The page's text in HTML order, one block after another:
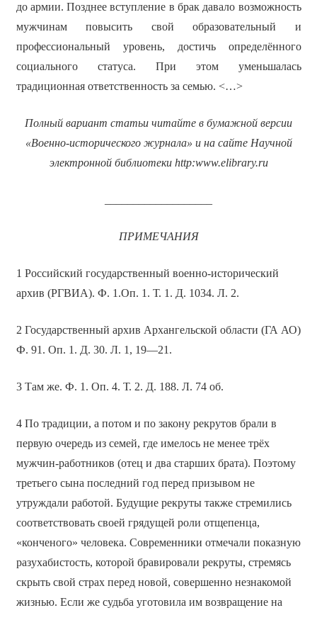
до армии. Позднее вступление в брак давало возможность
мужчинам повысить свой образовательный и
профессиональный уровень, достичь определённого
социального статуса. При этом уменьшалась
традиционная ответственность за семью. <…>
Полный вариант статьи читайте в бумажной версии
«Военно-исторического журнала» и на сайте Научной
электронной библиотеки http:www.elibrary.ru
ПРИМЕЧАНИЯ
1 Российский государственный военно-исторический
архив (РГВИА). Ф. 1.Оп. 1. Т. 1. Д. 1034. Л. 2.
2 Государственный архив Архангельской области (ГА АО)
Ф. 91. Оп. 1. Д. 30. Л. 1, 19—21.
3 Там же. Ф. 1. Оп. 4. Т. 2. Д. 188. Л. 74 об.
4 По традиции, а потом и по закону рекрутов брали в
первую очередь из семей, где имелось не менее трёх
мужчин-работников (отец и два старших брата). Поэтому
третьего сына последний год перед призывом не
утруждали работой. Будущие рекруты также стремились
соответствовать своей грядущей роли отщепенца,
«конченого» человека. Современники отмечали показную
разухабистость, которой бравировали рекруты, стремясь
скрыть свой страх перед новой, совершенно незнакомой
жизнью. Если же судьба уготовила им возвращение на